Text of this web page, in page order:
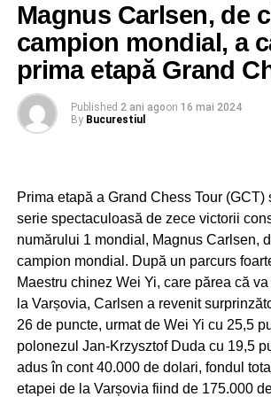
Magnus Carlsen, de
campion mondial, a
prima etapă Grand
Published 2 ani agoon 16 mai 2024
By Bucurestiul
Prima etapă a Grand Chess Tour (GCT)
serie spectaculoasă de zece victorii
numărului 1 mondial, Magnus Carlsen,
campion mondial. După un parcurs
Maestru chinez Wei Yi, care părea că
la Varșovia, Carlsen a revenit
26 de puncte, urmat de Wei Yi cu 25,5
polonezul Jan-Krzysztof Duda cu 19,5
adus în cont 40.000 de dolari, fondul
etapei de la Varșovia fiind de 175.000